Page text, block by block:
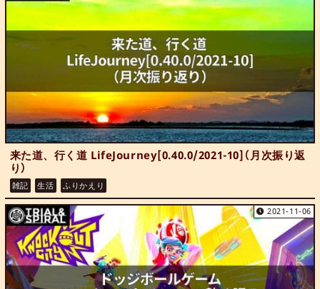
来た道、行く道 LifeJourney[0.40.0/2021-10]（月次振り返
り）
雑記 生活 ふりかえり
2021-11-06